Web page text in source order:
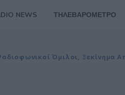
NEWS ΤΗΛΕΒΑΡΟΜΕΤΡΟ
Όμιλοι, Ξεκίνημα